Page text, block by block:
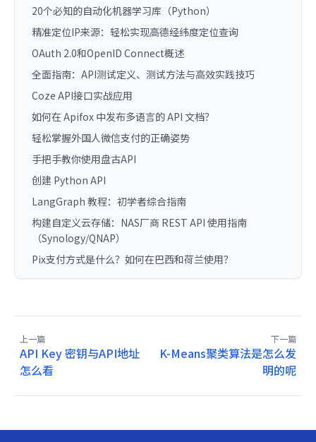
20个必知的自动化机器学习库（Python）
精准定位IP来源：轻松实现高德经纬度定位查询
OAuth 2.0和OpenID Connect概述
全面指南：API测试定义、测试方法与高效实践技巧
Coze API接口实战应用
如何在 Apifox 中发布多语言的 API 文档？
轻松掌握外国人微信支付的正确姿势
手把手教你使用盘古API
创建 Python API
LangGraph 教程：初学者综合指南
构建自定义云存储：NAS厂商 REST API 使用指南
（Synology/QNAP）
Pix支付方式是什么？如何在巴西和荷兰使用？
上一篇
API Key 密钥与API地址
怎么看
下一篇
K-Means聚类算法是怎么发
明的呢